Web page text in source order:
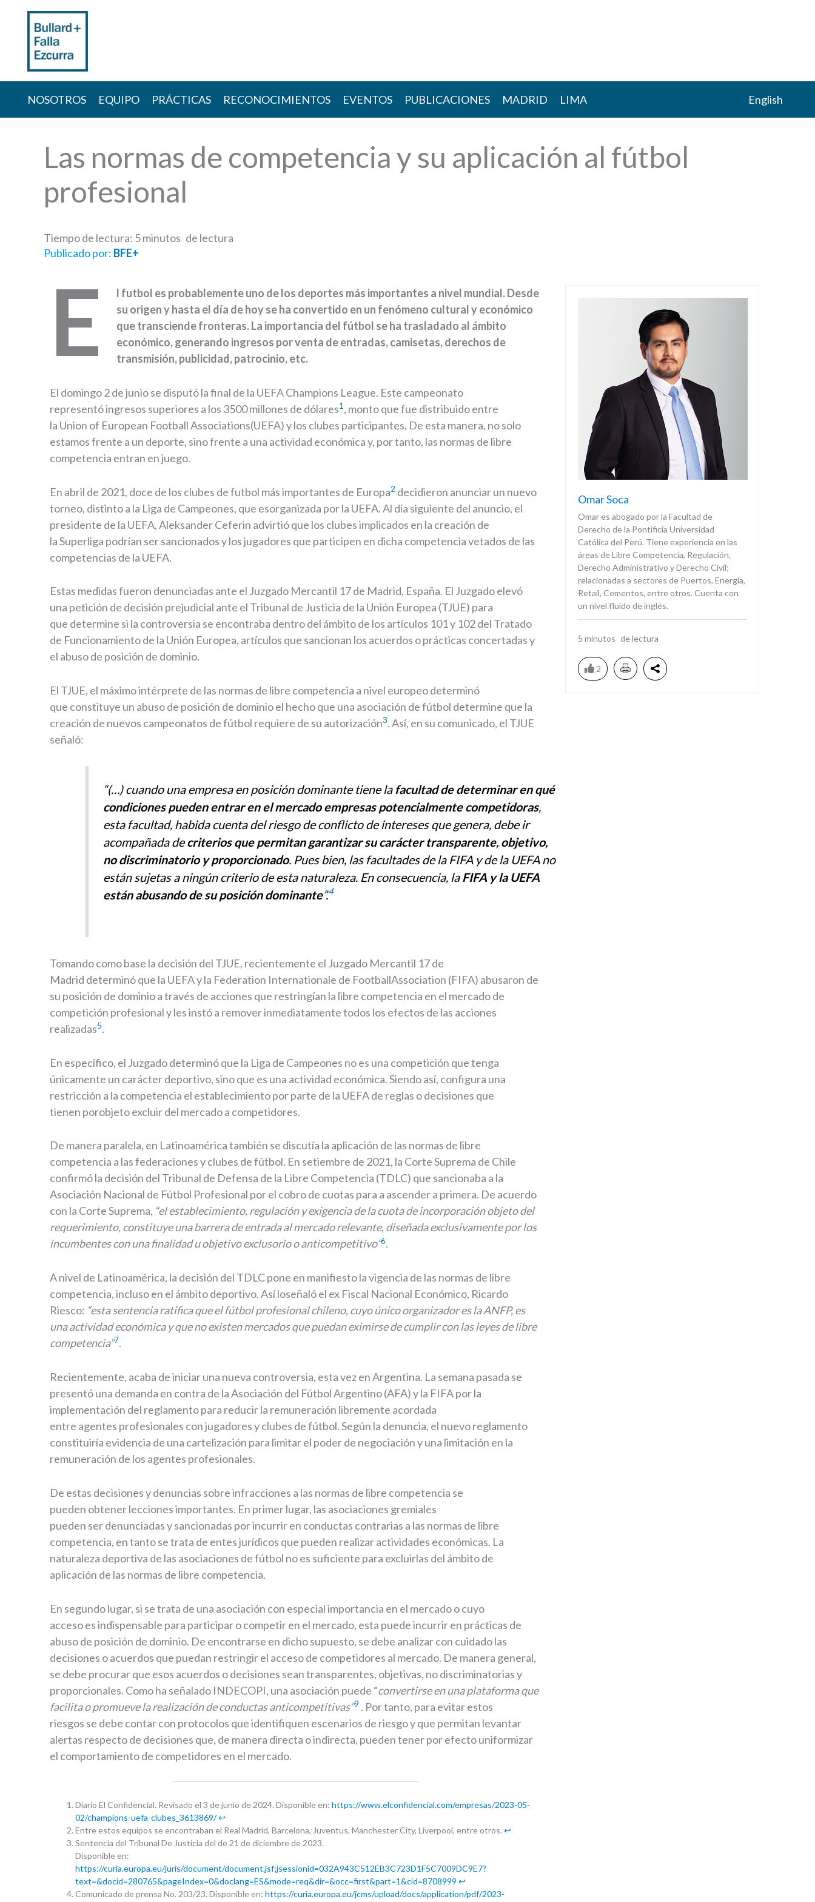
content
NOSOTROS EQUIPO PRÁCTICAS RECONOCIMIENTOS EVENTOS PUBLICACIONES MADRID LIMA English
Las normas de competencia y su aplicación al fútbol
profesional
Tiempo de lectura: 5minutos
Publicado por: BFE+
E
l futbol es probablemente uno de los deportes más importantes a nivel mundial. Desde
su origen y hasta el día de hoy se ha convertido en un fenómeno cultural y económico
que transciende fronteras. La importancia del fútbol se ha trasladado al ámbito
económico, generando ingresos por venta de entradas, camisetas, derechos de
transmisión, publicidad, patrocinio, etc.
El domingo 2 de junio se disputó la final de la UEFA Champions League. Este campeonato
representó ingresos superiores a los 3500 millones de dólares1 , monto que fue distribuido entre
la Union of European Football Associations(UEFA) y los clubes participantes. De esta manera, no solo
estamos frente a un deporte, sino frente a una actividad económica y, por tanto, las normas de libre
competencia entran en juego.
En abril de 2021, doce de los clubes de futbol más importantes de Europa2 decidieron anunciar un nuevo
torneo, distinto a la Liga de Campeones, que esorganizada por la UEFA. Al día siguiente del anuncio, el
presidente de la UEFA, Aleksander Ceferin advirtió que los clubes implicados en la creación de
la Superliga podrían ser sancionados y los jugadores que participen en dicha competencia vetados de las
competencias de la UEFA.
Estas medidas fueron denunciadas ante el Juzgado Mercantil 17 de Madrid, España. El Juzgado elevó
una petición de decisión prejudicial ante el Tribunal de Justicia de la Unión Europea (TJUE) para
que determine si la controversia se encontraba dentro del ámbito de los artículos 101 y 102 del Tratado
de Funcionamiento de la Unión Europea, artículos que sancionan los acuerdos o prácticas concertadas y
el abuso de posición de dominio.
El TJUE, el máximo intérprete de las normas de libre competencia a nivel europeo determinó
que constituye un abuso de posición de dominio el hecho que una asociación de fútbol determine que la
creación de nuevos campeonatos de fútbol requiere de su autorización3. Así, en su comunicado, el TJUE
señaló:
“(…) cuando una empresa en posición dominante tiene la facultad de determinar en qué
condiciones pueden entrar en el mercado empresas potencialmente competidoras,
esta facultad, habida cuenta del riesgo de conflicto de intereses que genera, debe ir
acompañada decriterios que permitan garantizar su carácter transparente, objetivo,
no discriminatorio y proporcionado. Pues bien, las facultades de la FIFA y de la UEFA no
están sujetas a ningún criterio de esta naturaleza. En consecuencia, la FIFA y la UEFA
están abusando de su posición dominante”.4
Tomando como base la decisión del TJUE, recientemente el Juzgado Mercantil 17 de
Madrid determinó que la UEFA y la Federation Internationale de FootballAssociation (FIFA) abusaron de
su posición de dominio a través de acciones que restringían la libre competencia en el mercado de
competición profesional y les instó a remover inmediatamente todos los efectos de las acciones
realizadas5.
En específico, el Juzgado determinó que la Liga de Campeones no es una competición que tenga
únicamente un carácter deportivo, sino que es una actividad económica. Siendo así, configura una
restricción a la competencia el establecimiento por parte de la UEFA de reglas o decisiones que
tienen porobjeto excluir del mercado a competidores.
De manera paralela, en Latinoamérica también se discutía la aplicación de las normas de libre
competencia a las federaciones y clubes de fútbol. En setiembre de 2021, la Corte Suprema de Chile
confirmó la decisión del Tribunal de Defensa de la Libre Competencia (TDLC) que sancionaba a la
Asociación Nacional de Fútbol Profesional por el cobro de cuotas para a ascender a primera. De acuerdo
con la Corte Suprema, “el establecimiento, regulación y exigencia de la cuota de incorporación objeto del
requerimiento, constituye una barrera de entrada al mercado relevante, diseñada exclusivamente por los
incumbentes con una finalidad u objetivo exclusorio o anticompetitivo”6.
A nivel de Latinoamérica, la decisión del TDLC pone en manifiesto la vigencia de las normas de libre
competencia, incluso en el ámbito deportivo. Así loseñaló el ex Fiscal Nacional Económico, Ricardo
Riesco: “esta sentencia ratifica que el fútbol profesional chileno, cuyo único organizador es la ANFP, es
una actividad económica y que no existen mercados que puedan eximirse de cumplir con las leyes de libre
competencia”7.
Recientemente, acaba de iniciar una nueva controversia, esta vez en Argentina. La semana pasada se
presentó una demanda en contra de la Asociación del Fútbol Argentino (AFA) y la FIFA por la
implementación del reglamento para reducir la remuneración libremente acordada
entre agentes profesionales con jugadores y clubes de fútbol. Según la denuncia, el nuevo reglamento
constituiría evidencia de una cartelización para limitar el poder de negociación y una limitación en la
remuneración de los agentes profesionales.
De estas decisiones y denuncias sobre infracciones a las normas de libre competencia se
pueden obtener lecciones importantes. En primer lugar, las asociaciones gremiales
pueden ser denunciadas y sancionadas por incurrir en conductas contrarias a las normas de libre
competencia, en tanto se trata de entes jurídicos que pueden realizar actividades económicas. La
naturaleza deportiva de las asociaciones de fútbol no es suficiente para excluirlas del ámbito de
aplicación de las normas de libre competencia.
En segundo lugar, si se trata de una asociación con especial importancia en el mercado o cuyo
acceso es indispensable para participar o competir en el mercado, esta puede incurrir en prácticas de
abuso de posición de dominio. De encontrarse en dicho supuesto, se debe analizar con cuidado las
decisiones o acuerdos que puedan restringir el acceso de competidores al mercado. De manera general,
se debe procurar que esos acuerdos o decisiones sean transparentes, objetivas, no discriminatorias y
proporcionales. Como ha señalado INDECOPI, una asociación puede “convertirse en una plataforma que
facilita o promueve la realización de conductas anticompetitivas”9 . Por tanto, para evitar estos
riesgos se debe contar con protocolos que identifiquen escenarios de riesgo y que permitan levantar
alertas respecto de decisiones que, de manera directa o indirecta, pueden tener por efecto uniformizar
el comportamiento de competidores en el mercado.
Diario El Confidencial. Revisado el 3 de junio de 2024. Disponible en: https://www.elconfidencial.com/empresas/2023-05-
02/champions-uefa-clubes_3613869/↩︎
Entre estos equipos se encontraban el Real Madrid, Barcelona, Juventus, Manchester City, Liverpool, entre otros. ↩︎
Sentencia del Tribunal De Justicia del de 21 de diciembre de 2023.
Disponible en:
https://curia.europa.eu/juris/document/document.jsf;jsessionid=032A943C512EB3C723D1F5C7009DC9E7?
text=&docid=280765&pageIndex=0&doclang=ES&mode=req&dir=&occ=first&part=1&cid=8708999 ↩︎
Comunicado de prensa No. 203/23. Disponible en: https://curia.europa.eu/jcms/upload/docs/application/pdf/2023-
Omar Soca
Omar es abogado por la Facultad de
Derecho de la Pontificia Universidad
Católica del Perú. Tiene experiencia en las
áreas de Libre Competencia, Regulación,
Derecho Administrativo y Derecho Civil;
relacionadas a sectores de Puertos, Energía,
Retail, Cementos, entre otros. Cuenta con
un nivel fluido de inglés.
5 minutos
2